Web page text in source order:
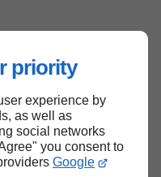
priority
experience by
as well as
social networks
you consent to
Google